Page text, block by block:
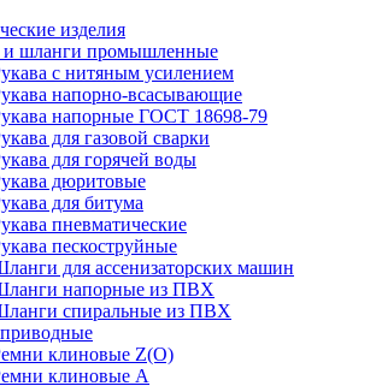
изделия
и шланги промышленные
с нитяным усилением
напорно-всасывающие
напорные ГОСТ 18698-79
для газовой сварки
для горячей воды
дюритовые
для битума
пневматические
пескоструйные
для ассенизаторских машин
напорные из ПВХ
спиральные из ПВХ
клиновые Z(О)
клиновые А